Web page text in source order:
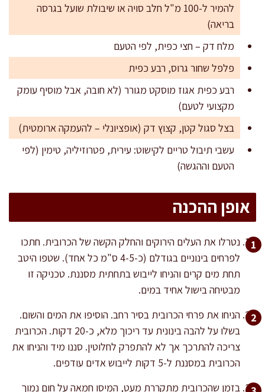
להמיר ל-100 מ"ל חלב סויה או שיבולת שועל בגרסה
בריאה)
מלח דק – חצי כפית, לפי הטעם
פלפל שחור גרוס, רבע כפית
רבע כפית אגוז מוסקט מגורר (לא חובה, אבל מוסיף עומק
מקצועי לטעם)
בצל סגול קטן, קצוץ דק (אופציונלי – להעמקה ארומטית)
עשבי תיבול טריים לקישוט: עירית, פטרוזיליה, טימין (לפי
הטעם וההגשה)
אופן ההכנה
נטרלו את העלים הירוקים והחלק הקשה של הכרובית. חתכו
לפרחים בינוניים בגודלם (כ-4-5 ס"מ כל אחד). שטפו היטב
תחת מים קרים והניחו לייבוש בתחתית מסננת. טכניקה זו
מבטיחה בישול אחיד במים.
הניחו את פרחי הכרובית בסיר רחב. הוסיפו את המים והשום.
בשלו על להבה בינונית עד ריכוך מלא, כ-20 דקות. הכרובית
צריכה להתרכך אך לא להתפרק לחלוטין. סננו מיד והניחו את
הכרובית במסננת ל-5 דקות לייבוש אדים עודפים.
בזמן שהכרובית מתקררת מעט, המיסו חמאה על חום נמוך